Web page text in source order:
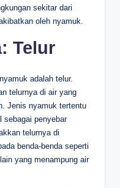
sekitar dari
oleh nyamuk.
Telur
adalah telur.
telurnya di air yang
Jenis nyamuk tertentu
sebagai penyebar
telurnya di
benda-benda seperti
yang menampung air